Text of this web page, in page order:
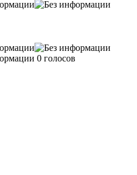
0 голосов